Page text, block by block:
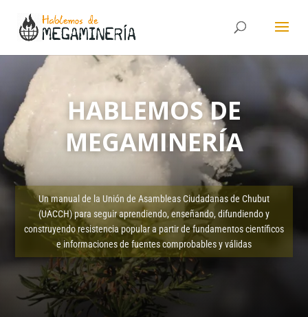
HABLEMOS DE
MEGAMINERÍA
Un manual de la Unión de Asambleas Ciudadanas de Chubut
(UACCH) para seguir aprendiendo, enseñando, difundiendo y
construyendo resistencia popular a partir de fundamentos científicos
e informaciones de fuentes comprobables y válidas